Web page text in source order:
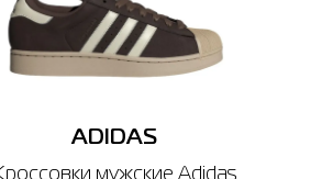
ADIDAS
мужские Adidas